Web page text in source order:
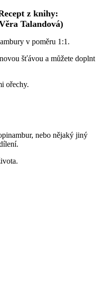
z knihy:
Talandová)
v poměru 1:1.
šťávou a můžete doplnt
ořechy.
nebo nějaký jiný